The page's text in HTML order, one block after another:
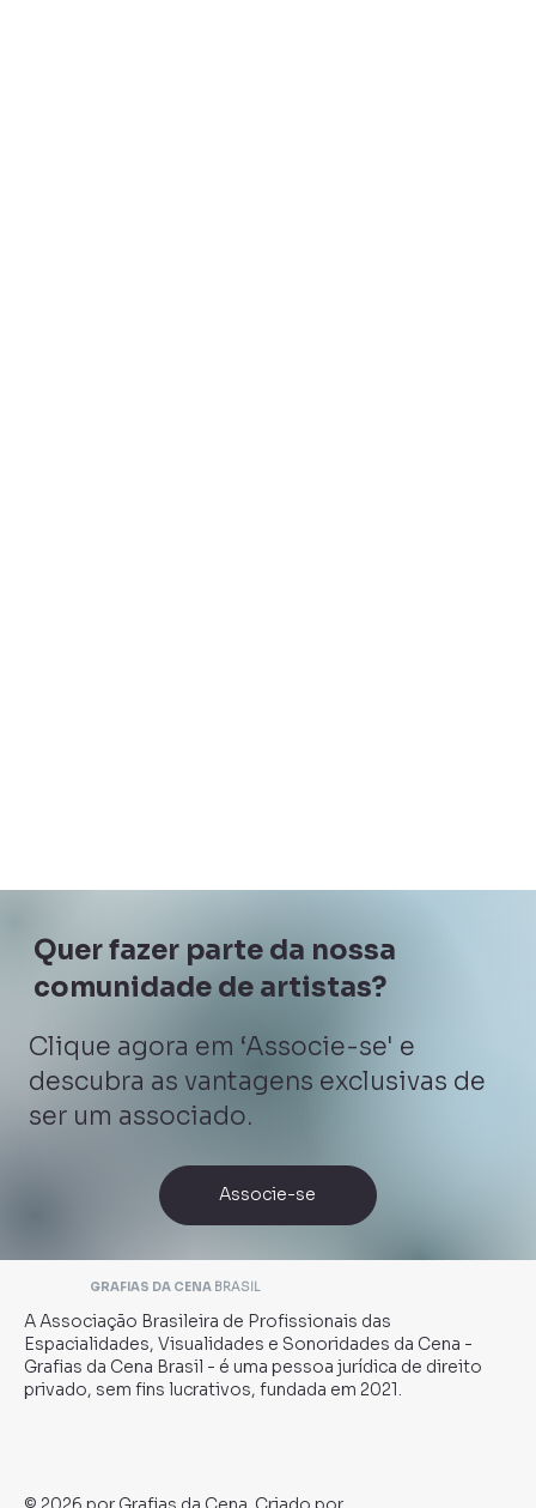
Associe-se
Clique agora em ‘Associe-se' e
descubra as vantagens exclusivas de
ser um associado.
Quer fazer parte da nossa
comunidade de artistas?
GRAFIAS DA CENA BRASIL
A Associação Brasileira de Profissionais das
Espacialidades, Visualidades e Sonoridades da Cena -
Grafias da Cena Brasil - é uma pessoa jurídica de direito
privado, sem fins lucrativos, fundada em 2021.